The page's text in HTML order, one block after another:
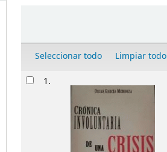
Seleccionar todo Limpiar todo
Resultados
1.